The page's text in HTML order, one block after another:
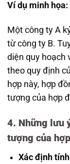
Ví dụ minh họa:
Một công ty A
từ công ty B.
diện quy hoạch
theo quy định
hợp này, hợp
tượng của hợp
4. Những lưu
tượng của
Xác định